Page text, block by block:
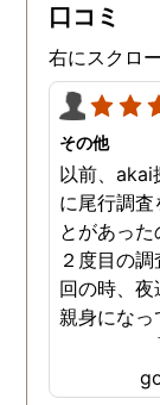
口コミ
右にスクロ
その他
以前、akai
に尾行調査
とがあった
２度目の
回の時、夜
親身になっ
れたのと
が、場所